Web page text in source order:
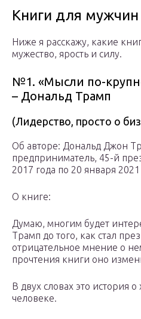
Книги для мужчин
Ниже я расскажу, какие
мужество, ярость и силу.
№1. «Мысли по-
– Дональд Трамп
(Лидерство, просто о
Об авторе: Дональд Джон
предприниматель, 45-й
2017 года по 20 января 2021
О книге:
Думаю, многим будет
Трамп до того, как стал
отрицательное мнение о
прочтения книги оно
В двух словах это история
человеке.